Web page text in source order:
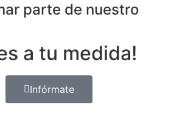
parte de nuestro
a tu medida!
Infórmate